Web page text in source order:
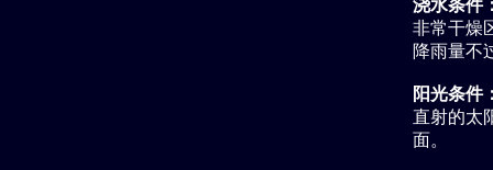
浇水条件
非常干燥
降雨量不
阳光条件
直射的太
面。